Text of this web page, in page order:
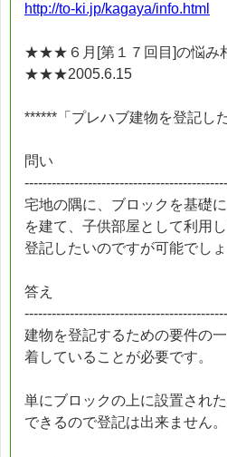
http://to-ki.jp/kagaya/info.html
★★★６月[第１７回目]の悩み
★★★2005.6.15
******「プレハブ建物を登記し
問い
宅地の隅に、ブロックを基礎
を建て、子供部屋として利用
登記したいのですが可能でし
答え
建物を登記するための要件の
着していることが必要です。
単にブロックの上に設置され
できるので登記は出来ません。